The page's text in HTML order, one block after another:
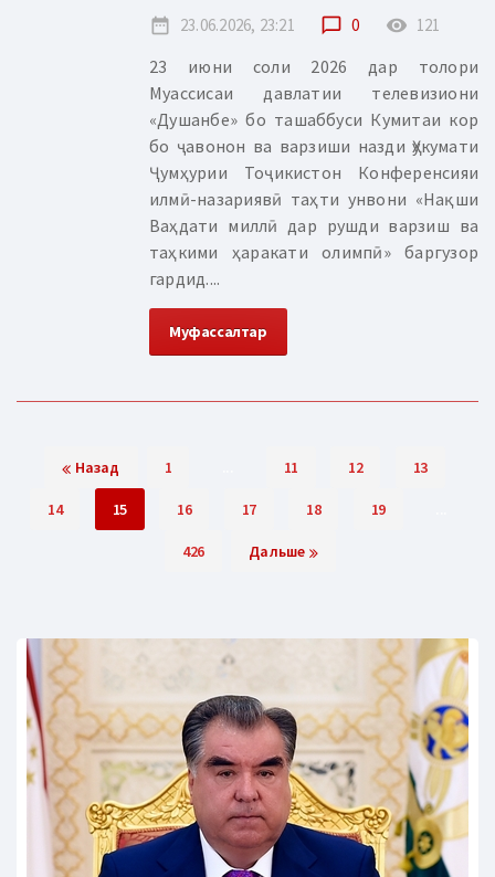
date_range 23.06.2026, 23:21 chat_bubble_outline 0 remove_red_eye 121
23 июни соли 2026 дар толори
Муассисаи давлатии телевизиони
«Душанбе» бо ташаббуси Кумитаи кор
бо ҷавонон ва варзиши назди Ҳукумати
Ҷумҳурии Тоҷикистон Конференсияи
илмӣ-назариявӣ таҳти унвони «Нақши
Ваҳдати миллӣ дар рушди варзиш ва
таҳкими ҳаракати олимпӣ» баргузор
гардид....
Муфассалтар
Назад 1 11 12 13
14 15 16 17 18 19
426 Дальше